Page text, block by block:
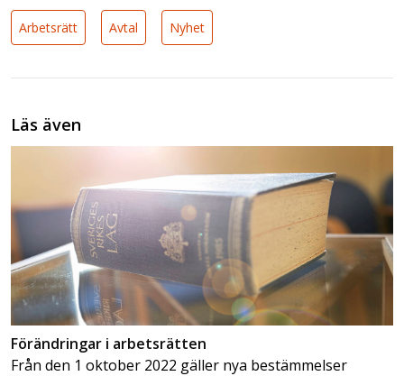
Arbetsrätt Avtal Nyhet
Läs även
Förändringar i arbetsrätten
Från den 1 oktober 2022 gäller nya bestämmelser